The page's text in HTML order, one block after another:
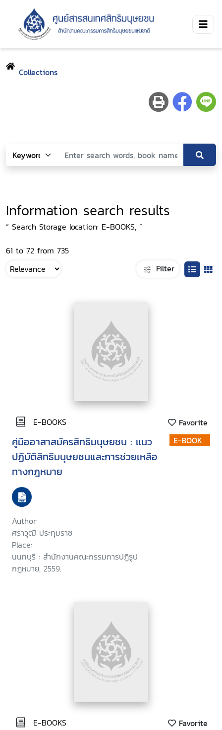
Collections
Information search results
“ Search Storage location: E-BOOKS, ”
61 to 72 from 735
Filter
E-BOOKS Favorite
คู่มืออาสาสมัครสิทธิมนุษยชน : แนว
ปฏิบัติสิทธิมนุษยชนและการช่วยเหลือ
ทางกฎหมาย
Author:
ศราวุฒิ ประทุมราช
Place:
นนทบุรี : สำนักงานคณะกรรมการปฏิรูป
กฎหมาย, 2559.
E-BOOK
E-BOOKS Favorite